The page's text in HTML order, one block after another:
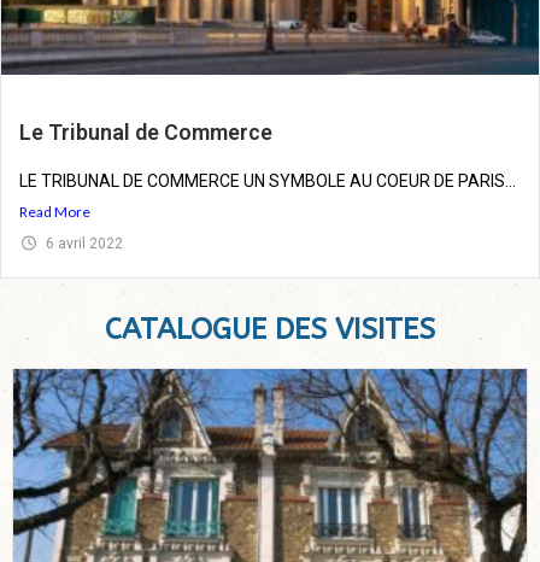
Le Tribunal de Commerce
LE TRIBUNAL DE COMMERCE UN SYMBOLE AU COEUR DE PARIS...
Read More
6 avril 2022
CATALOGUE DES VISITES